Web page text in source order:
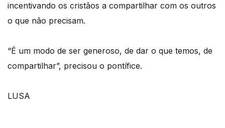
incentivando os cristãos a compartilhar com os outros
o que não precisam.
“É um modo de ser generoso, de dar o que temos, de
compartilhar”, precisou o pontífice.
LUSA